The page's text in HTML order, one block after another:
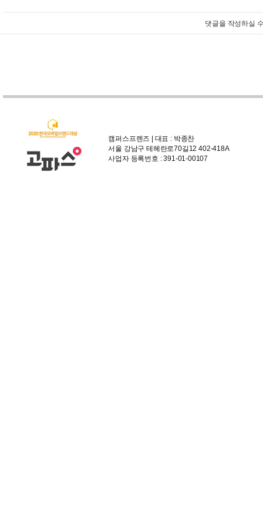
댓글을 작성하실
캠퍼스프렌즈 | 대표 : 박종찬
서울 강남구 테헤란로70길12 402-418A
사업자 등록번호 : 391-01-00107